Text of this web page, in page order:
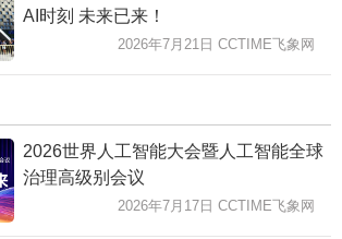
AI时刻 未来已来！
2026年7月21日 CCTIME飞象网
2026世界人工智能大会暨人工智能全球
治理高级别会议
2026年7月17日 CCTIME飞象网